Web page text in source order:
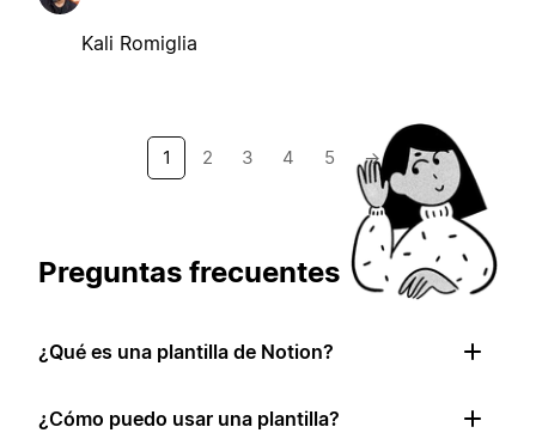
Kali Romiglia
1 2 3 4 5 →
Preguntas frecuentes
¿Qué es una plantilla de Notion?
¿Cómo puedo usar una plantilla?